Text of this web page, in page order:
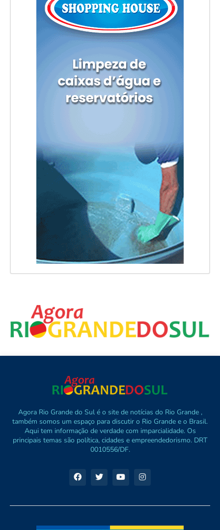
Agora Rio Grande do Sul é o site de notícias do Rio Grande ,
também somos um espaço para discutir o Rio Grande e o Brasil.
Aqui tem informação de verdade com imparcialidade. Os
principais temas são política, cidades e empreendedorismo. DRT
0010556/DF.